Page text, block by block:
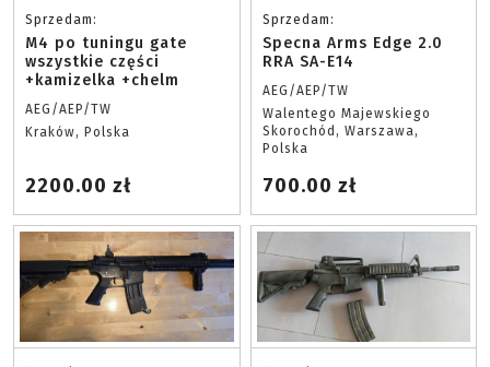
Sprzedam:
M4 po tuningu gate
wszystkie części
+kamizelka +chelm
AEG/AEP/TW
Kraków, Polska
2200.00 zł
Sprzedam:
Specna Arms Edge 2.0
RRA SA-E14
AEG/AEP/TW
Walentego Majewskiego
Skorochód, Warszawa,
Polska
700.00 zł